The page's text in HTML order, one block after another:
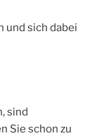
und sich dabei
sind
Sie schon zu